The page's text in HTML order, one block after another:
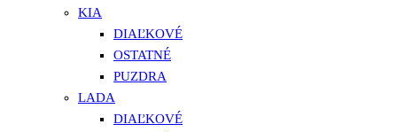
KIA
DIAĽKOVÉ
OSTATNÉ
PUZDRA
LADA
DIAĽKOVÉ